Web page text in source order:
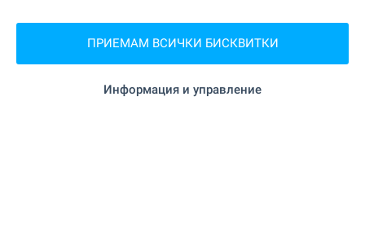
УСЛУГИ
Банка"Асет Банк" на 18.3 км.
ПРИЕМАМ ВСИЧКИ БИСКВИТКИ
Информация и управление